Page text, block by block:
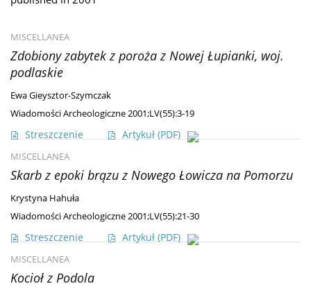
MISCELLANEA
Zdobiony zabytek z poroża z Nowej Łupianki, woj.
podlaskie
Ewa Gieysztor-Szymczak
Wiadomości Archeologiczne 2001;LV(55):3-19
Streszczenie Artykuł (PDF)
MISCELLANEA
Skarb z epoki brązu z Nowego Łowicza na Pomorzu
Krystyna Hahuła
Wiadomości Archeologiczne 2001;LV(55):21-30
Streszczenie Artykuł (PDF)
MISCELLANEA
Kocioł z Podola